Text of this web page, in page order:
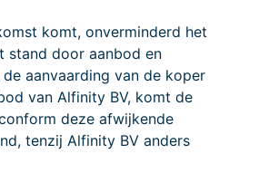
komt, onverminderd het
stand door aanbod en
aanvaarding van de koper
van Alfinity BV, komt de
deze afwijkende
tenzij Alfinity BV anders